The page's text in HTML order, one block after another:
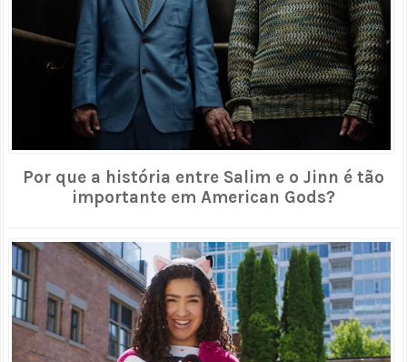
Por que a história entre Salim e o Jinn é tão
importante em American Gods?